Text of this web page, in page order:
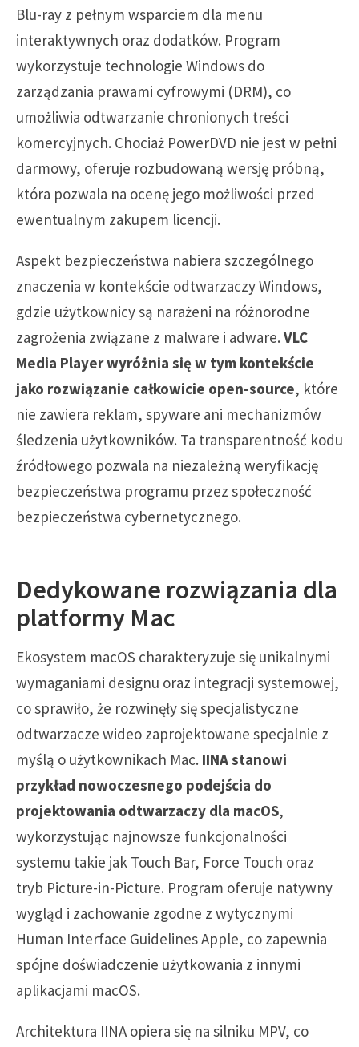
Blu-ray z pełnym wsparciem dla menu
interaktywnych oraz dodatków. Program
wykorzystuje technologie Windows do
zarządzania prawami cyfrowymi (DRM), co
umożliwia odtwarzanie chronionych treści
komercyjnych. Chociaż PowerDVD nie jest w pełni
darmowy, oferuje rozbudowaną wersję próbną,
która pozwala na ocenę jego możliwości przed
ewentualnym zakupem licencji.
Aspekt bezpieczeństwa nabiera szczególnego
znaczenia w kontekście odtwarzaczy Windows,
gdzie użytkownicy są narażeni na różnorodne
zagrożenia związane z malware i adware. VLC
Media Player wyróżnia się w tym kontekście
jako rozwiązanie całkowicie open-source, które
nie zawiera reklam, spyware ani mechanizmów
śledzenia użytkowników. Ta transparentność kodu
źródłowego pozwala na niezależną weryfikację
bezpieczeństwa programu przez społeczność
bezpieczeństwa cybernetycznego.
Dedykowane rozwiązania dla
platformy Mac
Ekosystem macOS charakteryzuje się unikalnymi
wymaganiami designu oraz integracji systemowej,
co sprawiło, że rozwinęły się specjalistyczne
odtwarzacze wideo zaprojektowane specjalnie z
myślą o użytkownikach Mac. IINA stanowi
przykład nowoczesnego podejścia do
projektowania odtwarzaczy dla macOS,
wykorzystując najnowsze funkcjonalności
systemu takie jak Touch Bar, Force Touch oraz
tryb Picture-in-Picture. Program oferuje natywny
wygląd i zachowanie zgodne z wytycznymi
Human Interface Guidelines Apple, co zapewnia
spójne doświadczenie użytkowania z innymi
aplikacjami macOS.
Architektura IINA opiera się na silniku MPV, co